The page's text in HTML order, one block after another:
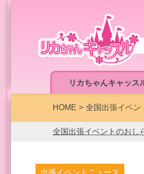
リカちゃんキャッス
HOME 全国出張イベン
全国出張イベントのおし
出張イベントニュース